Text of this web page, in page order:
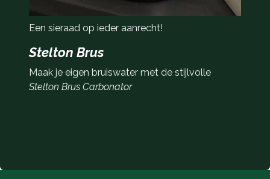
Een sieraad op ieder aanrecht!
Stelton Brus
Maak je eigen bruiswater met de stijlvolle
Stelton Brus Carbonator